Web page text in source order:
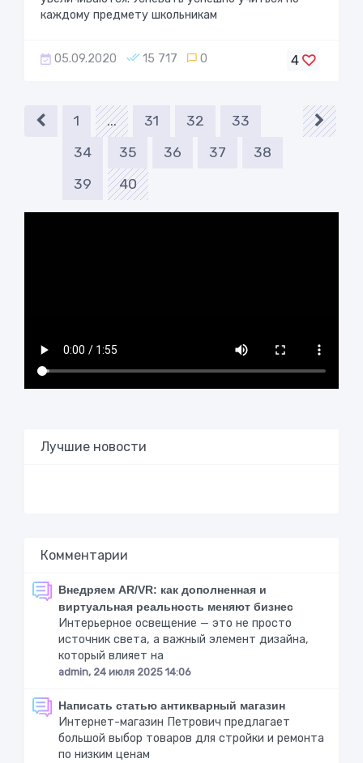
каждому предмету школьникам
05.09.2020 15 717 0 4
1 ... 31 32
33
34
35 36 37
38
39
40
Лучшие новости
Комментарии
Внедряем AR/VR: как дополненная и
виртуальная реальность меняют бизнес
Интерьерное освещение — это не просто
источник света, а важный элемент дизайна,
который влияет на
admin, 24 июля 2025 14:06
Написать статью антикварный магазин
Интернет-магазин Петрович предлагает
большой выбор товаров для стройки и ремонта
по низким ценам